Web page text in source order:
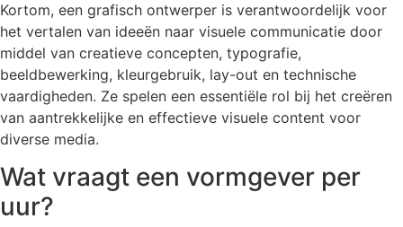
Kortom, een grafisch ontwerper is verantwoordelijk voor
het vertalen van ideeën naar visuele communicatie door
middel van creatieve concepten, typografie,
beeldbewerking, kleurgebruik, lay-out en technische
vaardigheden. Ze spelen een essentiële rol bij het creëren
van aantrekkelijke en effectieve visuele content voor
diverse media.
Wat vraagt een vormgever per
uur?